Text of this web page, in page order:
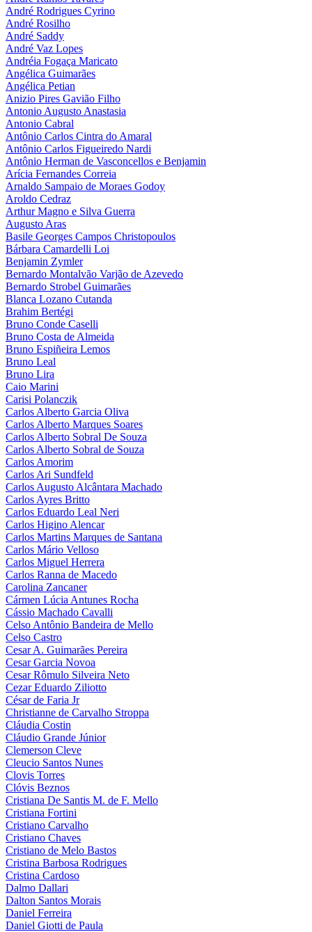
André Rodrigues Cyrino
André Rosilho
André Saddy
André Vaz Lopes
Andréia Fogaça Maricato
Angélica Guimarães
Angélica Petian
Anizio Pires Gavião Filho
Antonio Augusto Anastasia
Antonio Cabral
Antônio Carlos Cintra do Amaral
Antônio Carlos Figueiredo Nardi
Antônio Herman de Vasconcellos e Benjamin
Arícia Fernandes Correia
Arnaldo Sampaio de Moraes Godoy
Aroldo Cedraz
Arthur Magno e Silva Guerra
Augusto Aras
Basile Georges Campos Christopoulos
Bárbara Camardelli Loi
Benjamin Zymler
Bernardo Montalvão Varjão de Azevedo
Bernardo Strobel Guimarães
Blanca Lozano Cutanda
Brahim Bertégi
Bruno Conde Caselli
Bruno Costa de Almeida
Bruno Espiñeira Lemos
Bruno Leal
Bruno Lira
Caio Marini
Carisi Polanczik
Carlos Alberto Garcia Oliva
Carlos Alberto Marques Soares
Carlos Alberto Sobral De Souza
Carlos Alberto Sobral de Souza
Carlos Amorim
Carlos Ari Sundfeld
Carlos Augusto Alcântara Machado
Carlos Ayres Britto
Carlos Eduardo Leal Neri
Carlos Higino Alencar
Carlos Martins Marques de Santana
Carlos Mário Velloso
Carlos Miguel Herrera
Carlos Ranna de Macedo
Carolina Zancaner
Cármen Lúcia Antunes Rocha
Cássio Machado Cavalli
Celso Antônio Bandeira de Mello
Celso Castro
Cesar A. Guimarães Pereira
Cesar Garcia Novoa
Cesar Rômulo Silveira Neto
Cezar Eduardo Ziliotto
César de Faria Jr
Christianne de Carvalho Stroppa
Cláudia Costin
Cláudio Grande Júnior
Clemerson Cleve
Cleucio Santos Nunes
Clovis Torres
Clóvis Beznos
Cristiana De Santis M. de F. Mello
Cristiana Fortini
Cristiano Carvalho
Cristiano Chaves
Cristiano de Melo Bastos
Cristina Barbosa Rodrigues
Cristina Cardoso
Dalmo Dallari
Dalton Santos Morais
Daniel Ferreira
Daniel Giotti de Paula